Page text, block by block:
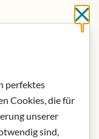
das
perfektes
Cookies, die für
unserer
sind,